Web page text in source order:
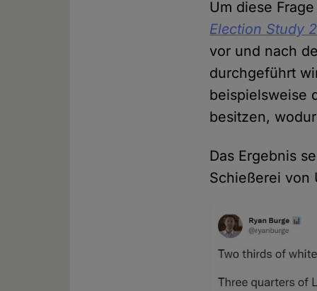
Um diese
Election Study
vor und nach
durchgeführt
beispielsweise
besitzen,
Das Ergebnis
Schießerei von